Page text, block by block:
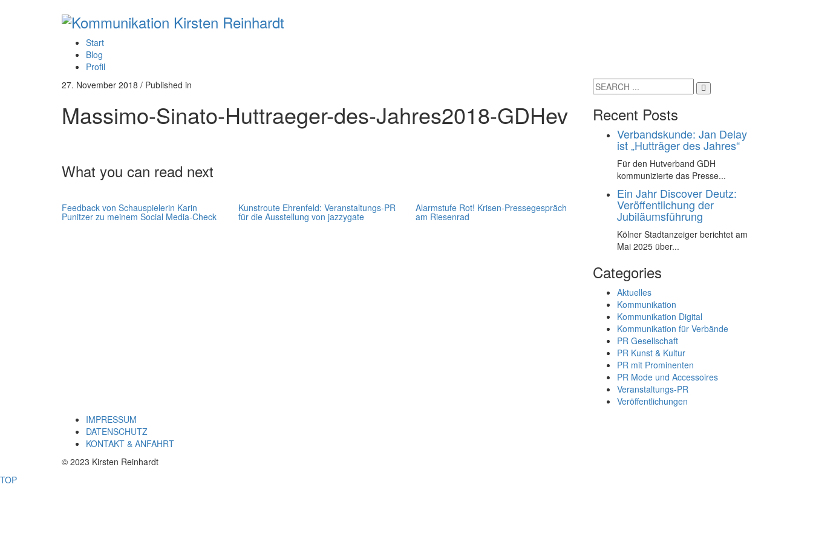
Start
Blog
Profil
27. November 2018 / Published in
Massimo-Sinato-Huttraeger-des-Jahres2018-GDHev
What you can read next
Feedback von Schauspielerin Karin
Punitzer zu meinem Social Media-Check
Kunstroute Ehrenfeld: Veranstaltungs-PR
für die Ausstellung von jazzygate
Alarmstufe Rot! Krisen-Pressegespräch
am Riesenrad
Recent Posts
Verbandskunde: Jan Delay
ist „Hutträger des Jahres“
Für den Hutverband GDH
kommunizierte das Presse...
Ein Jahr Discover Deutz:
Veröffentlichung der
Jubiläumsführung
Kölner Stadtanzeiger berichtet am
Mai 2025 über...
Categories
Aktuelles
Kommunikation
Kommunikation Digital
Kommunikation für Verbände
PR Gesellschaft
PR Kunst & Kultur
PR mit Prominenten
PR Mode und Accessoires
Veranstaltungs-PR
Veröffentlichungen
IMPRESSUM
DATENSCHUTZ
KONTAKT & ANFAHRT
© 2023 Kirsten Reinhardt
TOP